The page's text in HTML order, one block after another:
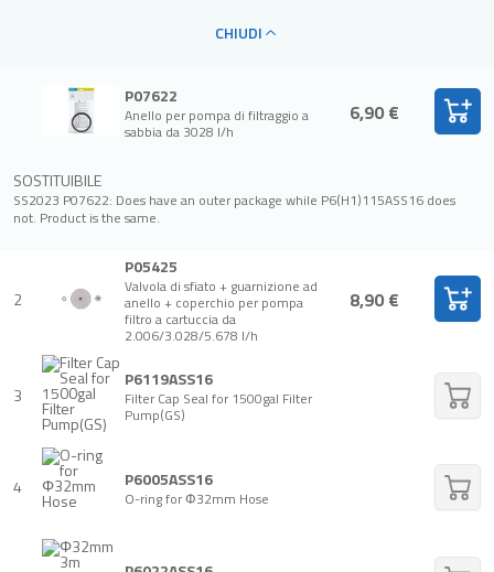
CHIUDI
P07622
Anello per pompa di filtraggio a
sabbia da 3028 l/h
6,90 €
SOSTITUIBILE
SS2023 P07622: Does have an outer package while P6(H1)115ASS16 does
not. Product is the same.
2
P05425
Valvola di sfiato + guarnizione ad
anello + coperchio per pompa
filtro a cartuccia da
2.006/3.028/5.678 l/h
8,90 €
3
P6119ASS16
Filter Cap Seal for 1500gal Filter
Pump(GS)
4 P6005ASS16
O-ring for Φ32mm Hose